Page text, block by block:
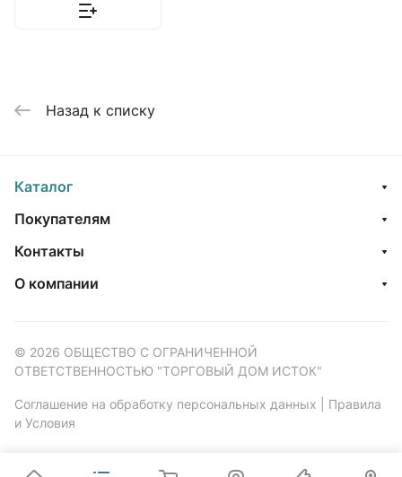
Назад к списку
Каталог
Покупателям
Контакты
О компании
© 2026 ОБЩЕСТВО С ОГРАНИЧЕННОЙ
ОТВЕТСТВЕННОСТЬЮ "ТОРГОВЫЙ ДОМ ИСТОК"
Соглашение на обработку персональных данных
Правила
и Условия